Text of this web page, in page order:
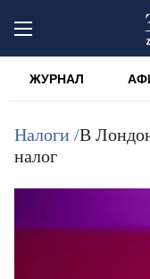
ЖУРНАЛ
Налоги /В
налог